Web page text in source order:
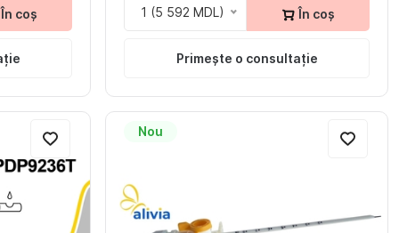
coș 1 (5 592 MDL) În coș
Primește o consultație
Nou